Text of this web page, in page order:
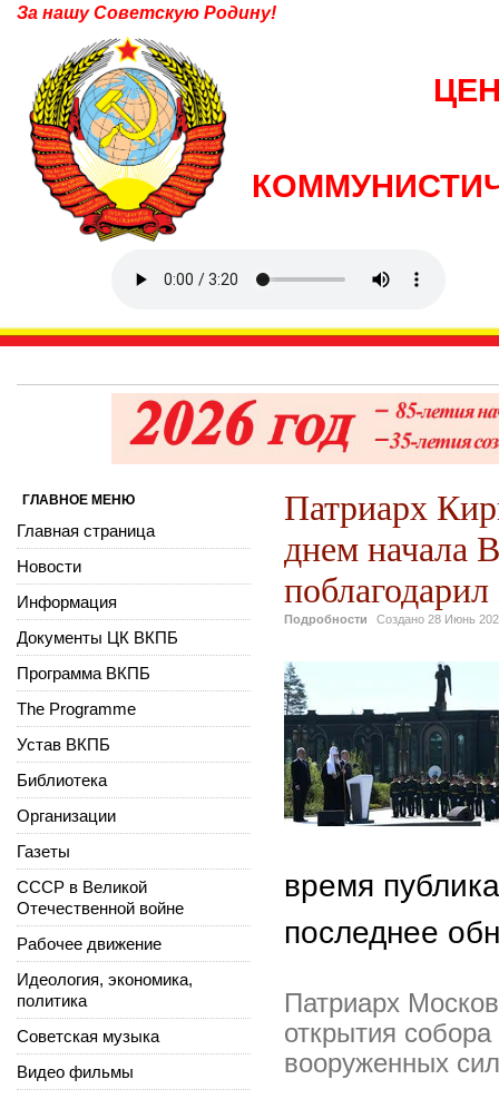
За нашу Советскую Родину!
Патриарх
днем начала
Подробности Создано 28 Июнь
время
последнее
Патриарх
открытия
вооруженных
ГЛАВНОЕ МЕНЮ
Главная страница
Новости
Информация
Документы ЦК ВКПБ
Программа ВКПБ
The Programme
Устав ВКПБ
Библиотека
Организации
Газеты
СССР в Великой
Отечественной войне
Рабочее движение
Идеология, экономика,
политика
Советская музыка
Видео фильмы